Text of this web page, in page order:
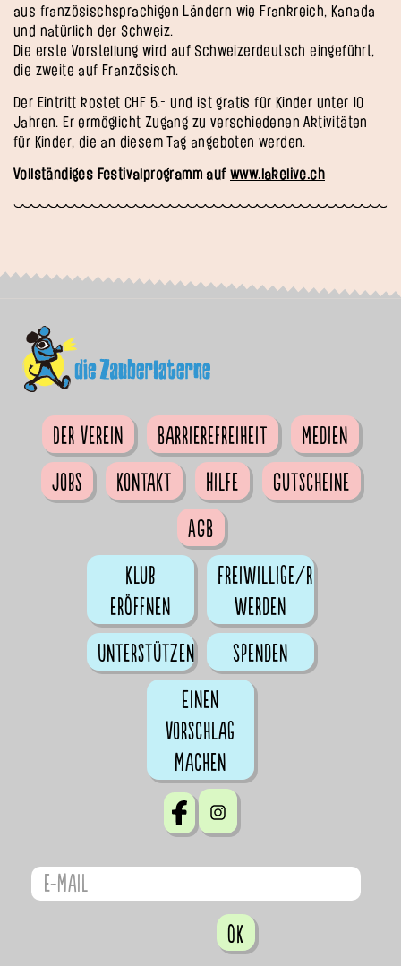
aus französischsprachigen Ländern wie Frankreich, Kanada
und natürlich der Schweiz.
Die erste Vorstellung wird auf Schweizerdeutsch eingeführt,
die zweite auf Französisch.
Der Eintritt kostet CHF 5.- und ist gratis für Kinder unter 10
Jahren. Er ermöglicht Zugang zu verschiedenen Aktivitäten
für Kinder, die an diesem Tag angeboten werden.
Vollständiges Festivalprogramm auf www.lakelive.ch
Der Verein Barrierefreiheit
Medien
Jobs
Kontakt Hilfe
Gutscheine
AGB
Klub
eröffnen
Freiwillige/r
werden
Unterstützen
Spenden
Einen
Vorschlag
machen
OK